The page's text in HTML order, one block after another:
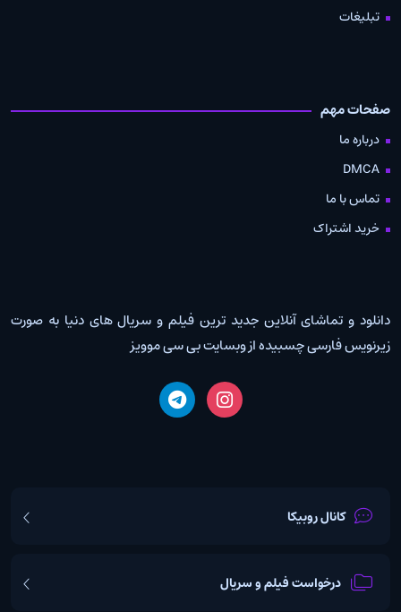
تبلیغات
صفحات مهم
درباره ما
DMCA
تماس با ما
خرید اشتراک
دانلود و تماشای آنلاین جدید ترین فیلم و سریال های دنیا به صورت
زیرنویس فارسی چسبیده از وبسایت بی سی موویز
کانال روبیکا
درخواست فیلم و سریال